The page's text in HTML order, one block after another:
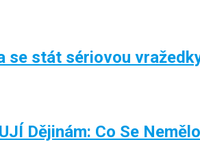
se stát sériovou
Dějinám: Co Se